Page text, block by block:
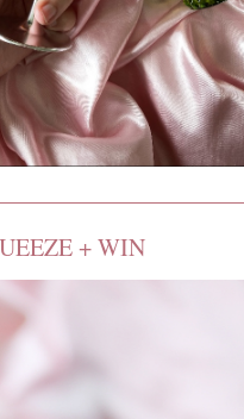
+ WIN